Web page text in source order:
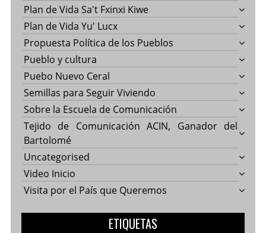
Plan de Vida Sa't Fxinxi Kiwe
Plan de Vida Yu' Lucx
Propuesta Política de los Pueblos
Pueblo y cultura
Puebo Nuevo Ceral
Semillas para Seguir Viviendo
Sobre la Escuela de Comunicación
Tejido de Comunicación ACIN, Ganador del
Bartolomé
Uncategorised
Video Inicio
Visita por el País que Queremos
ETIQUETAS